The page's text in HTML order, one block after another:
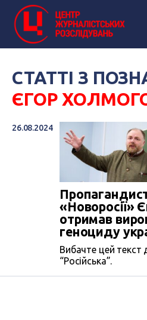
СТАТТІ З
ЄГОР
26.08.2024
«Новоросії»
отримав
геноциду
Вибачте цей текст
“Російська”.